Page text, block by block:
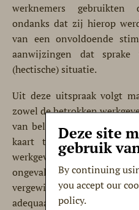
werknemers
ondanks dat zij hierop
van een onvoldoende
aanwijzingen dat
(hectische) situatie.
Uit deze uitspraak volgt
zowel de betrokken
van belang is om de feiten
kaart te brengen. Meer
werkgever van belang om
ongeval heeft
vergewissen van de
adequaat is en voldoet
Deze site
gebruik
By continuing
you accept our
policy.